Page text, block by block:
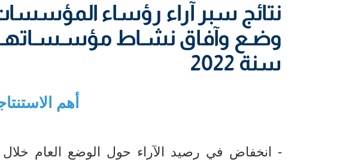
نتائج سبر آراء رؤساء
وضـع وآفاق نشـاط
سنة 2022
أهم
-